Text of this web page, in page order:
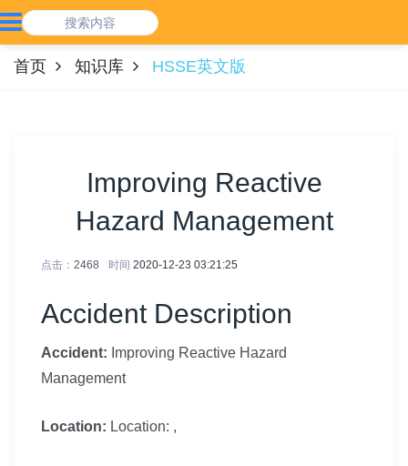
首页 知识库 HSSE英文版
Improving Reactive
Hazard Management
点击： 2468 时间 2020-12-23 03:21:25
Accident Description
Accident: Improving Reactive Hazard
Management
Location: Location: ,